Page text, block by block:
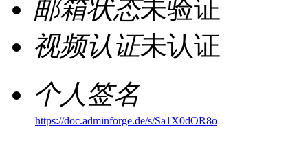
邮箱状态未验证
视频认证未认证
个人签名
https://doc.adminforge.de/s/Sa1X0dOR8o